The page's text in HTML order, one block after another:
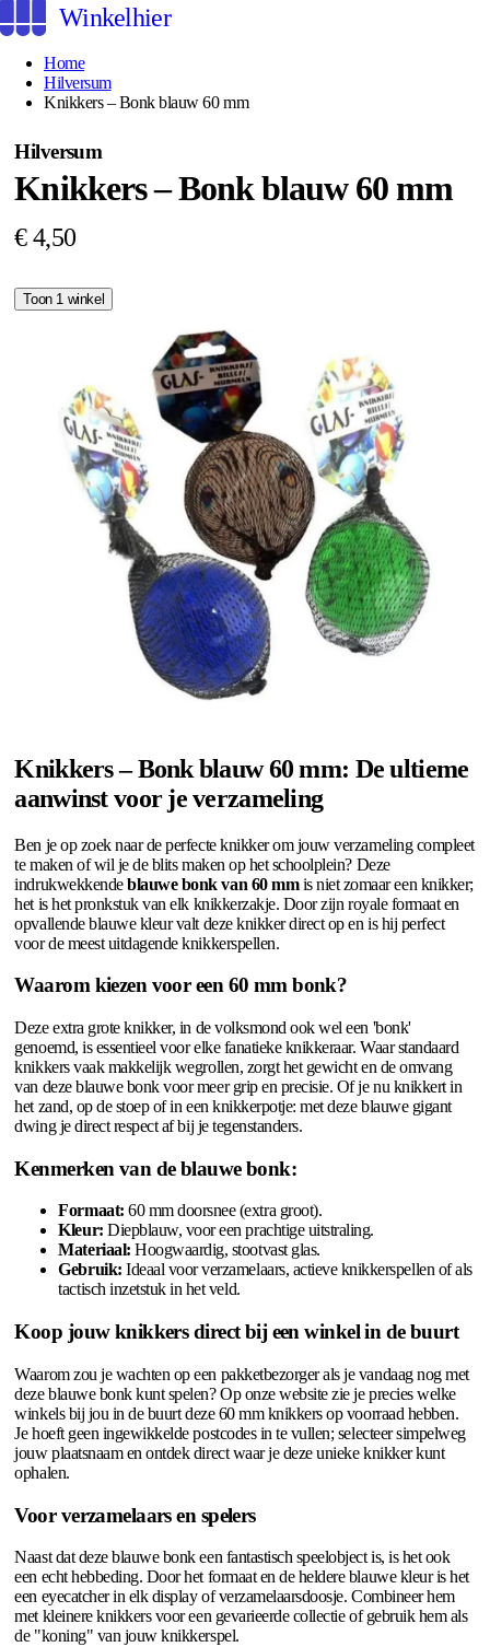
Winkelhier
Home
Hilversum
Knikkers – Bonk blauw 60 mm
Hilversum
Knikkers – Bonk blauw 60 mm
€ 4,50
Toon 1 winkel
Knikkers – Bonk blauw 60 mm: De ultieme
aanwinst voor je verzameling
Ben je op zoek naar de perfecte knikker om jouw verzameling compleet
te maken of wil je de blits maken op het schoolplein? Deze
indrukwekkendeblauwe bonk van 60 mmis niet zomaar een knikker;
het is het pronkstuk van elk knikkerzakje. Door zijn royale formaat en
opvallende blauwe kleur valt deze knikker direct op en is hij perfect
voor de meest uitdagende knikkerspellen.
Waarom kiezen voor een 60 mm bonk?
Deze extra grote knikker, in de volksmond ook wel een 'bonk'
genoemd, is essentieel voor elke fanatieke knikkeraar. Waar standaard
knikkers vaak makkelijk wegrollen, zorgt het gewicht en de omvang
van deze blauwe bonk voor meer grip en precisie. Of je nu knikkert in
het zand, op de stoep of in een knikkerpotje: met deze blauwe gigant
dwing je direct respect af bij je tegenstanders.
Kenmerken van de blauwe bonk:
Formaat: 60 mm doorsnee (extra groot).
Kleur: Diepblauw, voor een prachtige uitstraling.
Materiaal: Hoogwaardig, stootvast glas.
Gebruik: Ideaal voor verzamelaars, actieve knikkerspellen of als
tactisch inzetstuk in het veld.
Koop jouw knikkers direct bij een winkel in de buurt
Waarom zou je wachten op een pakketbezorger als je vandaag nog met
deze blauwe bonk kunt spelen? Op onze website zie je precies welke
winkels bij jou in de buurt deze 60 mm knikkers op voorraad hebben.
Je hoeft geen ingewikkelde postcodes in te vullen; selecteer simpelweg
jouw plaatsnaam en ontdek direct waar je deze unieke knikker kunt
ophalen.
Voor verzamelaars en spelers
Naast dat deze blauwe bonk een fantastisch speelobject is, is het ook
een echt hebbeding. Door het formaat en de heldere blauwe kleur is het
een eyecatcher in elk display of verzamelaarsdoosje. Combineer hem
met kleinere knikkers voor een gevarieerde collectie of gebruik hem als
de "koning" van jouw knikkerspel.